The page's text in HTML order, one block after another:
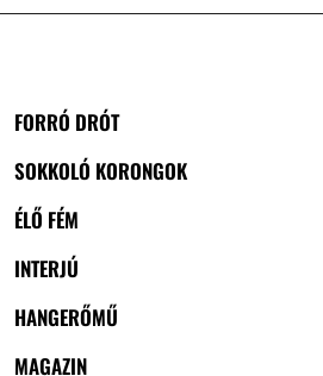
FORRÓ DRÓT
SOKKOLÓ KORONGOK
ÉLŐ FÉM
INTERJÚ
HANGERŐMŰ
MAGAZIN